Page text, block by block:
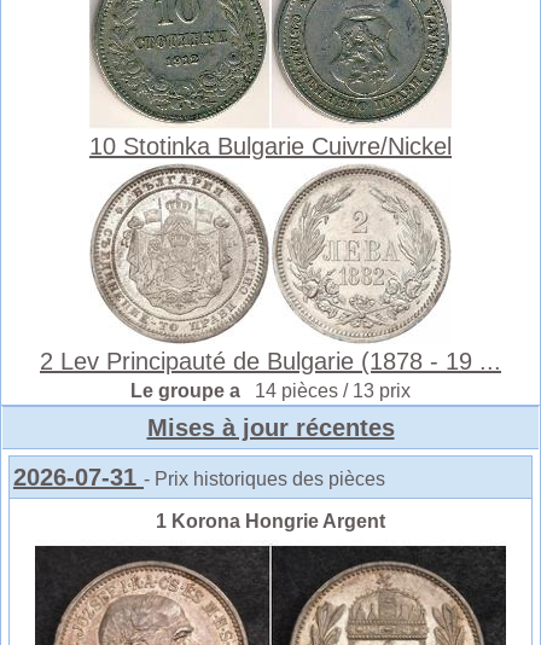
10 Stotinka Bulgarie Cuivre/Nickel
2 Lev Principauté de Bulgarie (1878 - 19 ...
Le groupe a 14 pièces / 13 prix
Mises à jour récentes
2026-07-31 - Prix historiques des pièces
1 Korona Hongrie Argent